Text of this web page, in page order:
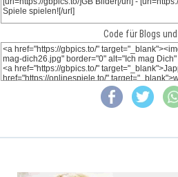
Code für Blogs und